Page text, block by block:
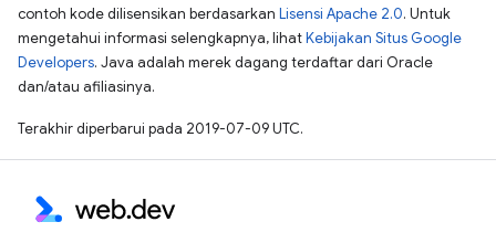
contoh kode dilisensikan berdasarkan Lisensi Apache 2.0. Untuk
mengetahui informasi selengkapnya, lihatKebijakan Situs Google
Developers. Java adalah merek dagang terdaftar dari Oracle
dan/atau afiliasinya.
Terakhir diperbarui pada 2019-07-09 UTC.